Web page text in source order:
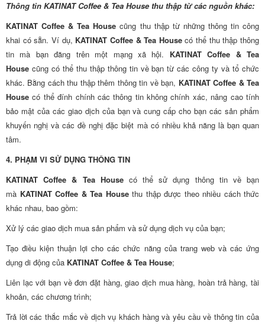
Thông tin KATINAT Coffee & Tea House thu thập từ các nguồn khác:
KATINAT Coffee & Tea House cũng thu thập từ những thông tin công
khai có sẵn. Ví dụ, KATINAT Coffee & Tea Housecó thể thu thập thông
tin mà bạn đăng trên một mạng xã hội. KATINAT Coffee & Tea
House cũng có thể thu thập thông tin về bạn từ các công ty và tổ chức
khác. Bằng cách thu thập thêm thông tin về bạn, KATINAT Coffee & Tea
House có thể đính chính các thông tin không chính xác, nâng cao tính
bảo mật của các giao dịch của bạn và cung cấp cho bạn các sản phẩm
khuyến nghị và các đề nghị đặc biệt mà có nhiều khả năng là bạn quan
tâm.
4. PHẠM VI SỬ DỤNG THÔNG TIN
KATINAT Coffee & Tea Housecó thể sử dụng thông tin về bạn
mà KATINAT Coffee & Tea Housethu thập được theo nhiều cách thức
khác nhau, bao gồm:
Xử lý các giao dịch mua sản phẩm và sử dụng dịch vụ của bạn;
Tạo điều kiện thuận lợi cho các chức năng của trang web và các ứng
dụng di động của KATINAT Coffee & Tea House;
Liên lạc với bạn về đơn đặt hàng, giao dịch mua hàng, hoàn trả hàng, tài
khoản, các chương trình;
Trả lời các thắc mắc về dịch vụ khách hàng và yêu cầu về thông tin của